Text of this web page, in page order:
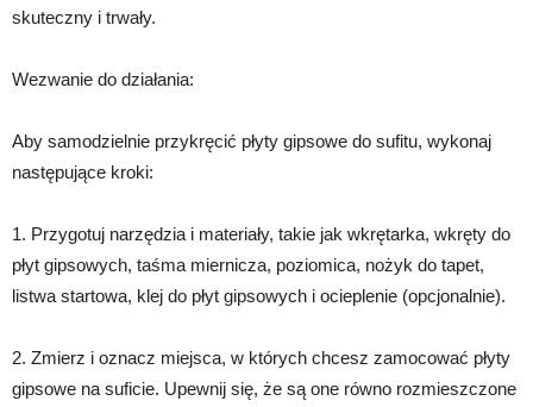
skuteczny i trwały.
Wezwanie do działania:
Aby samodzielnie przykręcić płyty gipsowe do sufitu, wykonaj
następujące kroki:
1. Przygotuj narzędzia i materiały, takie jak wkrętarka, wkręty do
płyt gipsowych, taśma miernicza, poziomica, nożyk do tapet,
listwa startowa, klej do płyt gipsowych i ocieplenie (opcjonalnie).
2. Zmierz i oznacz miejsca, w których chcesz zamocować płyty
gipsowe na suficie. Upewnij się, że są one równo rozmieszczone